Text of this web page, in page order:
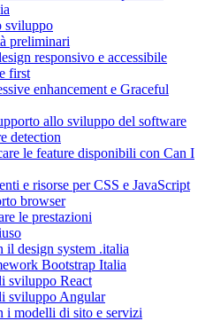
sviluppo
preliminari
responsivo e accessibile
first
enhancement e Graceful
allo sviluppo del software
detection
le feature disponibili con Can I
e risorse per CSS e JavaScript
browser
le prestazioni
il design system .italia
Bootstrap Italia
sviluppo React
sviluppo Angular
i modelli di sito e servizi